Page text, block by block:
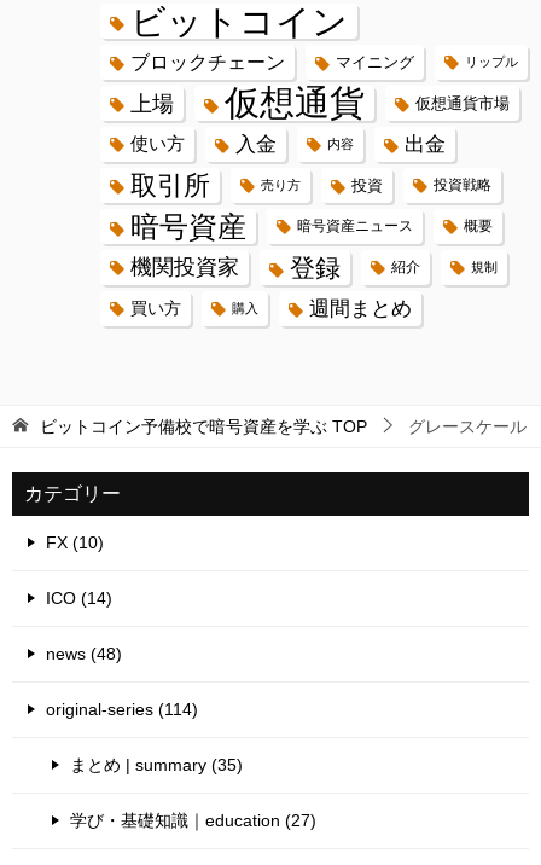
ビットコイン
ブロックチェーン マイニング リップル
上場 仮想通貨 仮想通貨市場
使い方 入金 内容 出金
取引所 売り方 投資 投資戦略
暗号資産 暗号資産ニュース 概要
機関投資家 登録 紹介 規制
買い方 購入 週間まとめ
ビットコイン予備校で暗号資産を学ぶ TOP グレースケール
カテゴリー
FX (10)
ICO (14)
news (48)
original-series (114)
まとめ | summary (35)
学び・基礎知識｜education (27)